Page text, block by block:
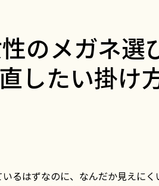
のメガネ
したい掛け
いるはずなのに、なんだか見えにく